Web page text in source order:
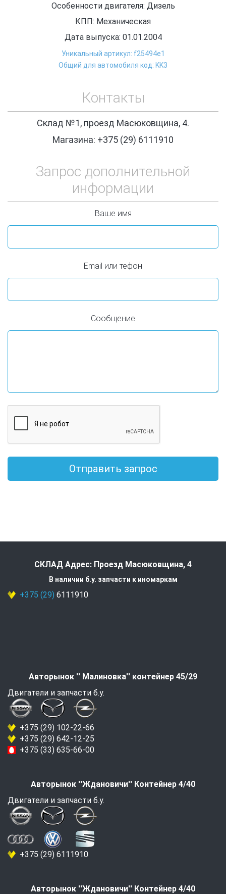
Особенности двигателя: Дизель
КПП: Механическая
Дата выпуска: 01.01.2004
Уникальный артикул: f25494e1
Общий для автомобиля код: KK3
Контакты
Склад №1, проезд Масюковщина, 4.
Магазина: +375 (29) 6111910
Запрос дополнительной
информации
Ваше имя
Email или тефон
Сообщение
Отправить запрос
СКЛАД Адрес: Проезд Масюковщина, 4
В наличии б.у. запчасти к иномаркам
+375 (29) 6111910
Авторынок '' Малиновка'' контейнер 45/29
Двигатели и запчасти б.у.
+375 (29) 102-22-66
+375 (29) 642-12-25
+375 (33) 635-66-00
Авторынок ''Ждановичи'' Контейнер 4/40
Двигатели и запчасти б.у.
+375 (29) 6111910
Авторынок ''Ждановичи'' Контейнер 4/40